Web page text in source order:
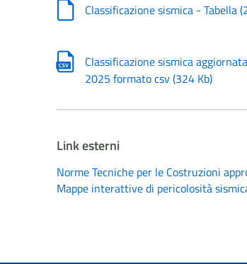
Classificazione sismica - Tabella(
Classificazione sismica
2025 formato csv(324 Kb)
Link esterni
Norme Tecniche per le Costruzioni
Mappe interattive di pericolosità